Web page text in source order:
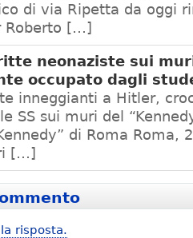
di via Ripetta da oggi
Roberto […]
neonaziste sui
occupato dagli
inneggianti a Hitler,
SS sui muri del
di Roma Roma,
[…]
risposta.